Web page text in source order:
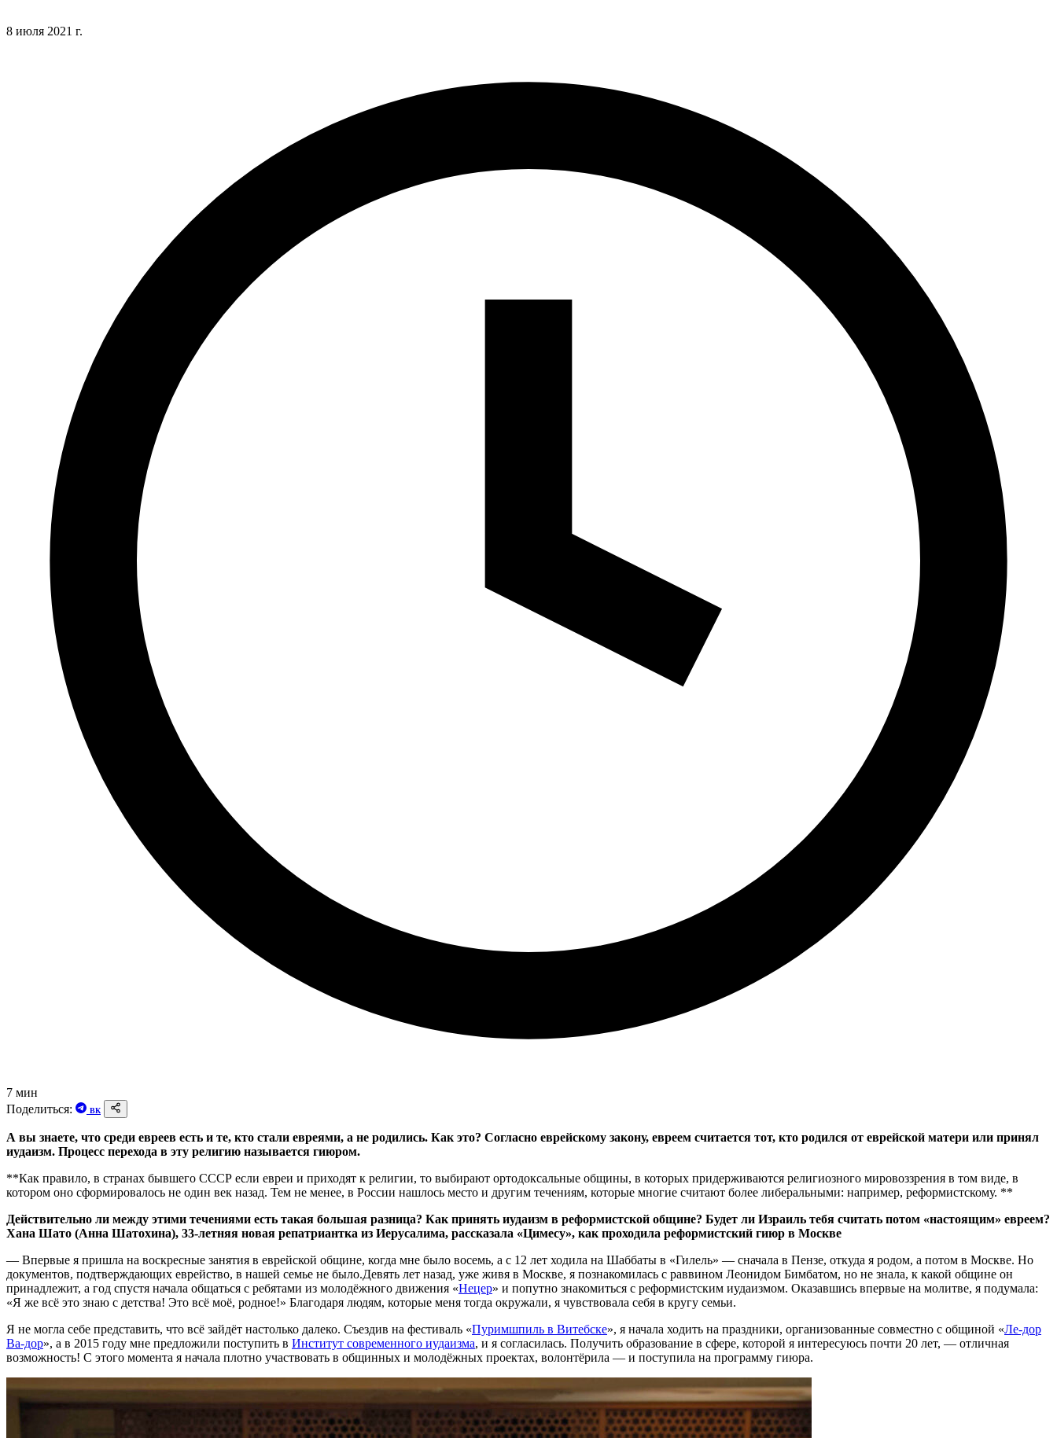
8 июля 2021 г.
7 мин
Поделиться:
ВК
А вы знаете, что среди евреев есть и те, кто стали евреями, а не родились. Как это? Согласно еврейскому закону, евреем считается тот, кто родился от еврейской матери или принял
иудаизм. Процесс перехода в эту религию называется гиюром.
**Как правило, в странах бывшего СССР если евреи и приходят к религии, то выбирают ортодоксальные общины, в которых придерживаются религиозного мировоззрения в том виде, в
котором оно сформировалось не один век назад. Тем не менее, в России нашлось место и другим течениям, которые многие считают более либеральными: например, реформистскому. **
Действительно ли между этими течениями есть такая большая разница? Как принять иудаизм в реформистской общине? Будет ли Израиль тебя считать потом «настоящим» евреем?
Хана Шато (Анна Шатохина), 33-летняя новая репатриантка из Иерусалима, рассказала «Цимесу», как проходила реформистский гиюр в Москве
— Впервые я пришла на воскресные занятия в еврейской общине, когда мне было восемь, а с 12 лет ходила на Шаббаты в «Гилель» — сначала в Пензе, откуда я родом, а потом в Москве. Но
документов, подтверждающих еврейство, в нашей семье не было.Девять лет назад, уже живя в Москве, я познакомилась с раввином Леонидом Бимбатом, но не знала, к какой общине он
принадлежит, а год спустя начала общаться с ребятами из молодёжного движения «Нецер» и попутно знакомиться с реформистским иудаизмом. Оказавшись впервые на молитве, я подумала:
«Я же всё это знаю с детства! Это всё моё, родное!» Благодаря людям, которые меня тогда окружали, я чувствовала себя в кругу семьи.
Я не могла себе представить, что всё зайдёт настолько далеко. Съездив на фестиваль «Пуримшпиль в Витебске», я начала ходить на праздники, организованные совместно с общиной «Ле-дор
Ва-дор», а в 2015 году мне предложили поступить в Институт современного иудаизма, и я согласилась. Получить образование в сфере, которой я интересуюсь почти 20 лет, — отличная
возможность! С этого момента я начала плотно участвовать в общинных и молодёжных проектах, волонтёрила — и поступила на программу гиюра.